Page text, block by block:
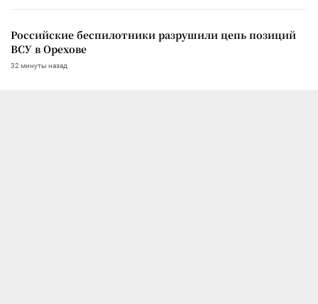
Российские беспилотники разрушили цепь позиций
ВСУ в Орехове
32 минуты назад